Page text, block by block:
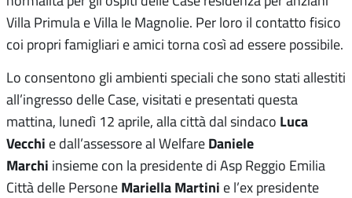
Villa Primula e Villa le Magnolie. Per loro il contatto fisico
coi propri famigliari e amici torna così ad essere possibile.
Lo consentono gli ambienti speciali che sono stati allestiti
all’ingresso delle Case, visitati e presentati questa
mattina, lunedì 12 aprile, alla città dal sindaco Luca
Vecchi e dall’assessore al Welfare Daniele
Marchi insieme con la presidente di Asp Reggio Emilia
Città delle Persone Mariella Martini e l’ex presidente